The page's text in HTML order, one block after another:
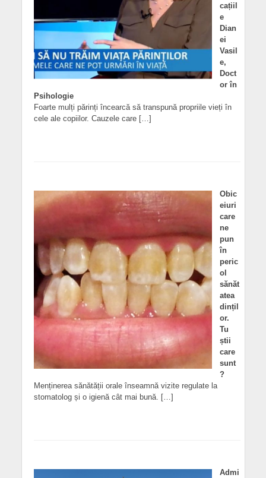
cațiil
e
Dian
ei
Vasil
e,
Doct
or în
Psihologie
Foarte mulți părinți încearcă să transpună propriile vieți în
cele ale copiilor. Cauzele care […]
Obic
eiuri
care
ne
pun
în
peric
ol
sănăt
atea
dințil
or.
Tu
știi
care
sunt
?
Menținerea sănătății orale înseamnă vizite regulate la
stomatolog și o igienă cât mai bună. […]
Admi